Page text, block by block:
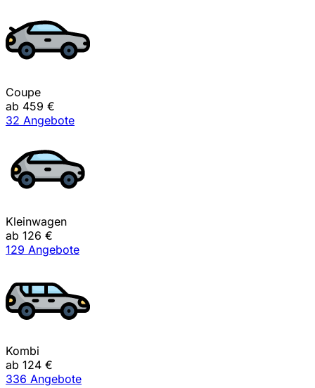
Coupe
ab 459 €
32 Angebote
Kleinwagen
ab 126 €
129 Angebote
Kombi
ab 124 €
336 Angebote